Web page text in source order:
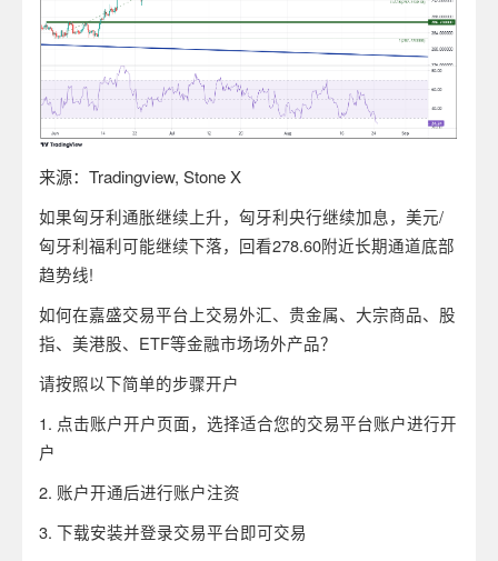
来源： Tradingview, Stone X
如果匈牙利通胀继续上升，匈牙利央行继续加息，美元/
匈牙利福利可能继续下落，回看278.60附近长期通道底部
趋势线!
如何在嘉盛交易平台上交易外汇、贵金属、大宗商品、股
指、美港股、ETF等金融市场场外产品？
请按照以下简单的步骤开户
1. 点击账户开户页面，选择适合您的交易平台账户进行开
户
2. 账户开通后进行账户注资
3. 下载安装并登录交易平台即可交易